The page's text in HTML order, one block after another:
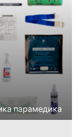
парамедика